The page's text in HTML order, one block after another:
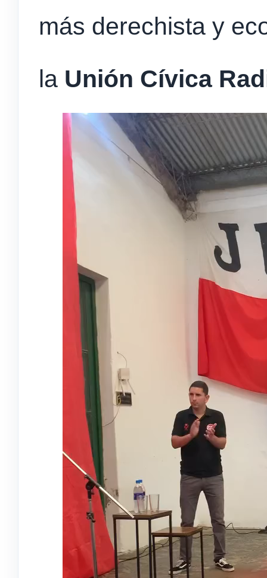
más derechista y
la Unión Cívica